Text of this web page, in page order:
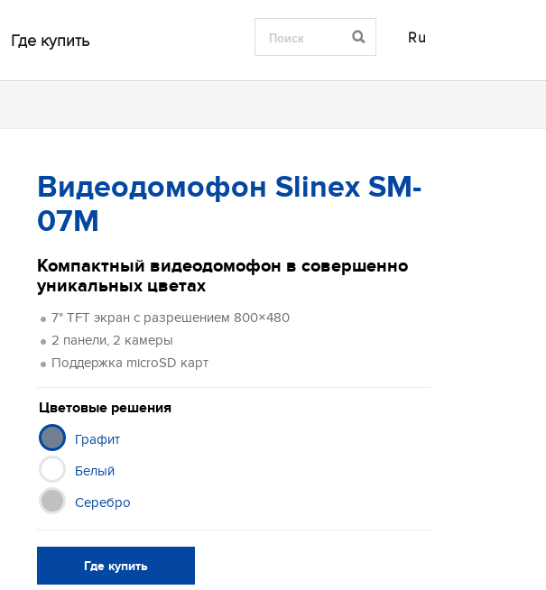
Где купить Ru
Видеодомофон Slinex SM-
07M
Компактный видеодомофон в совершенно
уникальных цветах
7" TFT экран с разрешением 800×480
2 панели, 2 камеры
Поддержка microSD карт
Цветовые решения
Графит
Белый
Серебро
Где купить